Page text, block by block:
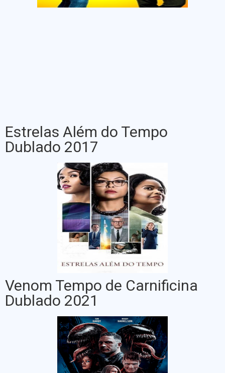
Estrelas Além do Tempo
Dublado 2017
Venom Tempo de Carnificina
Dublado 2021